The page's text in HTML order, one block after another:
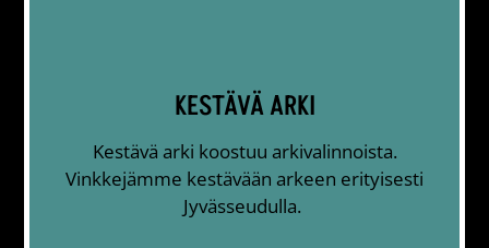
KESTÄVÄ ARKI
Kestävä arki koostuu arkivalinnoista.
Vinkkejämme kestävään arkeen erityisesti
Jyvässeudulla.